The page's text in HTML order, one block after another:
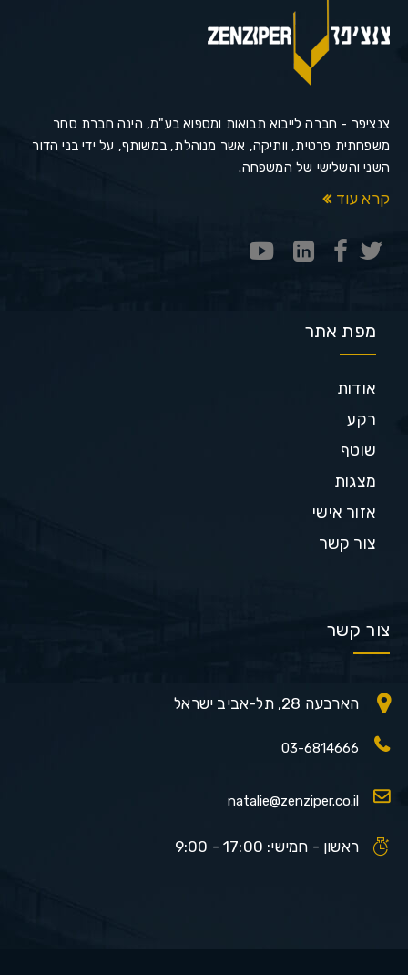
צנציפר - חברה לייבוא תבואות ומספוא בע"מ, הינה חברת סחר
משפחתית פרטית, וותיקה, אשר מנוהלת, במשותף, על ידי בני הדור
השני והשלישי של המשפחה.
קרא עוד
מפת אתר
אודות
רקע
שוטף
מצגות
אזור אישי
צור קשר
צור קשר
הארבעה 28, תל-אביב ישראל
03-6814666
natalie@zenziper.co.il
ראשון - חמישי: 17:00 - 9:00